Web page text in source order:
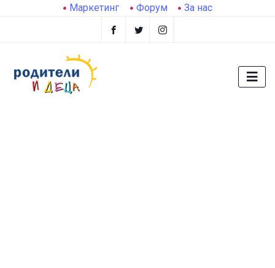
Маркетинг Форум За нас